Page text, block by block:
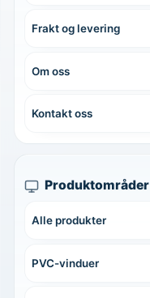
Frakt og levering
Om oss
Kontakt oss
Produktområder
Alle produkter
PVC-vinduer